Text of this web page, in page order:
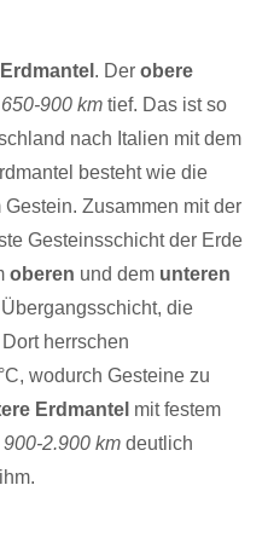
Erdmantel . Der obere
650-900 km tief. Das ist so
nach Italien mit dem
besteht wie die
Zusammen mit der
Gesteinsschicht der Erde
oberen und dem unteren
die
Dort herrschen
wodurch Gesteine zu
Erdmantel mit festem
900-2.900 km deutlich